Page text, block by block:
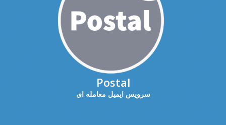
Postal
سرویس ایمیل معامله ای